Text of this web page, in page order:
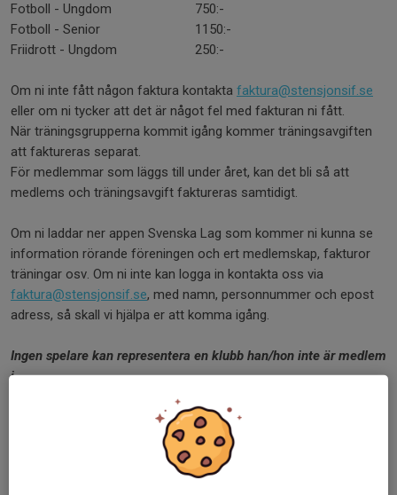
Fotboll - Ungdom
750:-
Fotboll - Senior
1150:-
Friidrott - Ungdom
250:-
Om ni inte fått någon faktura kontakta faktura@stensjonsif.se
eller om ni tycker att det är något fel med fakturan ni fått.
När träningsgrupperna kommit igång kommer träningsavgiften
att faktureras separat.
För medlemmar som läggs till under året, kan det bli så att
medlems och träningsavgift faktureras samtidigt.
Om ni laddar ner appen Svenska Lag som kommer ni kunna se
information rörande föreningen och ert medlemskap, fakturor
träningar osv. Om ni inte kan logga in kontakta oss via
faktura@stensjonsif.se, med namn, personnummer och epost
adress, så skall vi hjälpa er att komma igång.
Ingen spelare kan representera en klubb han/hon inte är medlem
i.
Därför kan man inte spela cup eller seriematch utan att ha
Vid tidigare samtal med försäkringsbolaget har de bekräftat att
försäkringar gäller för dem som är noterade som medlemmar